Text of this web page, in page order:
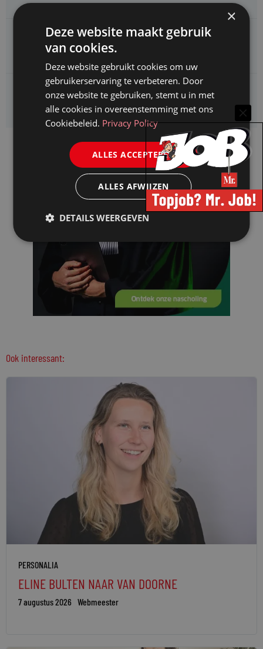
CAOP zoekt een
Juridisch adviseur (junior)
Kifid zoekt een
Jurist- secretaris
Ook interessant:
PERSONALIA
ELINE BULTEN NAAR VAN DOORNE
7 augustus 2026 Webmeester
×
Deze website maakt gebruik
van cookies.
Deze website gebruikt cookies om uw
gebruikerservaring te verbeteren. Door
onze website te gebruiken, stemt u in met
alle cookies in overeenstemming met ons
Cookiebeleid. Privacy Policy
ALLES ACCEPTEREN
ALLES AFWIJZEN
DETAILS WEERGEVEN